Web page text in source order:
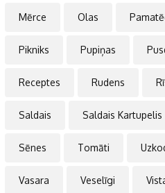
Mērce Olas
Pikniks Pupiņas
Receptes Rudens
Saldais Saldais Kartupelis
Sēnes Tomāti
Vasara Veselīgi